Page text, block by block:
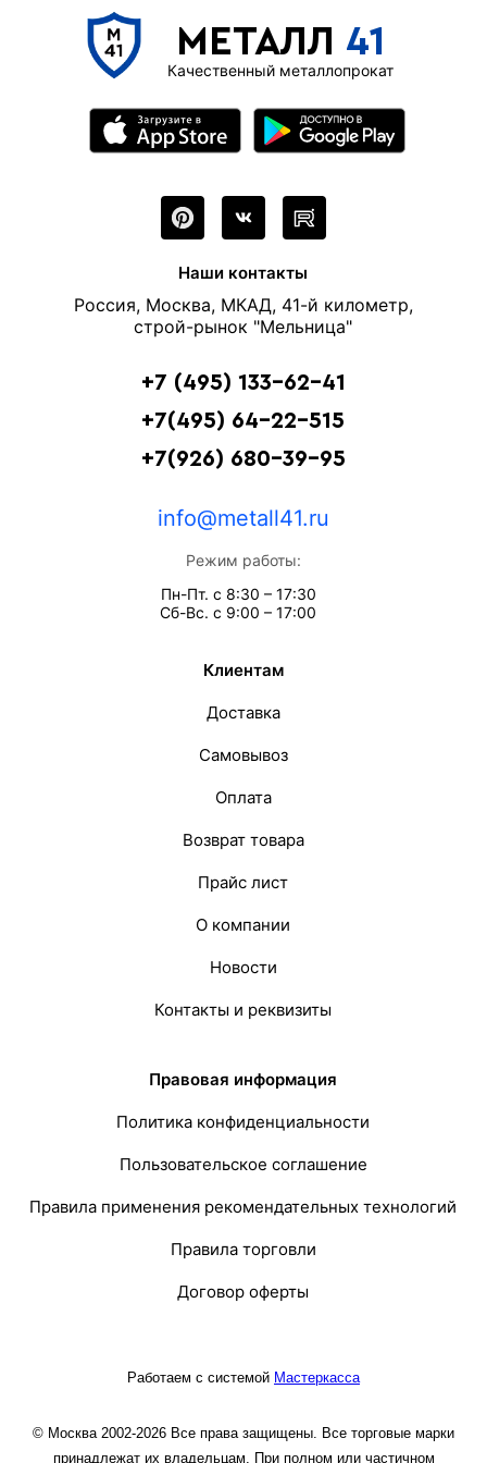
МЕТАЛЛ 41
Качественный металлопрокат
Наши контакты
Россия, Москва, МКАД, 41-й километр,
строй-рынок "Мельница"
+7 (495) 133-62-41
+7(495) 64-22-515
+7(926) 680-39-95
info@metall41.ru
Режим работы:
Пн-Пт. с 8:30 – 17:30
Сб-Вс. с 9:00 – 17:00
Клиентам
Доставка
Самовывоз
Оплата
Возврат товара
Прайс лист
О компании
Новости
Контакты и реквизиты
Правовая информация
Политика конфиденциальности
Пользовательское соглашение
Правила применения рекомендательных технологий
Правила торговли
Договор оферты
Работаем с системой Мастеркасса
© Москва 2002-2026 Все права защищены. Все торговые марки
принадлежат их владельцам. При полном или частичном